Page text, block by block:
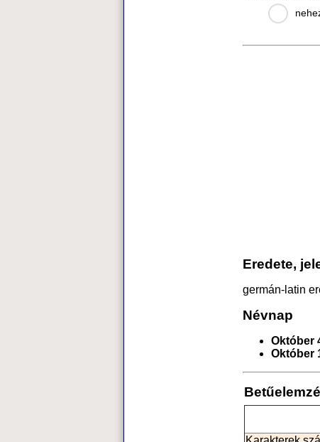
Eredete,
germán-latin
Névnap
Október
Október